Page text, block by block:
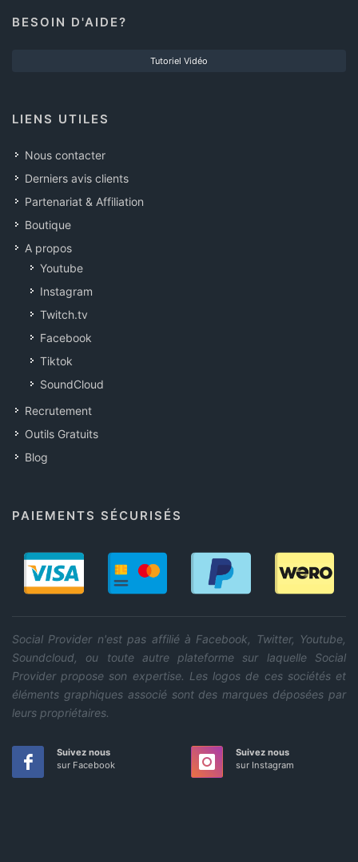
BESOIN D'AIDE?
Tutoriel Vidéo
LIENS UTILES
Nous contacter
Derniers avis clients
Partenariat & Affiliation
Boutique
A propos
Youtube
Instagram
Twitch.tv
Facebook
Tiktok
SoundCloud
Recrutement
Outils Gratuits
Blog
PAIEMENTS SÉCURISÉS
Social Provider n'est pas affilié à Facebook, Twitter, Youtube,
Soundcloud, ou toute autre plateforme sur laquelle Social
Provider propose son expertise. Les logos de ces sociétés et
éléments graphiques associé sont des marques déposées par
leurs propriétaires.
Suivez nous
sur Facebook
Suivez nous
sur Instagram